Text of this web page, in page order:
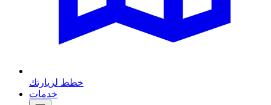
خطط لزيارتك
خدمات